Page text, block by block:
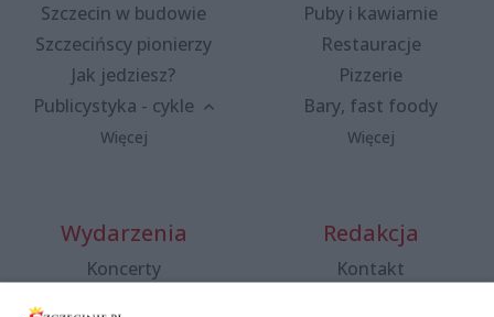
Szczecin w budowie
Szczecińscy pionierzy
Jak jedziesz?
Publicystyka - cykle
Więcej
Puby i kawiarnie
Restauracje
Pizzerie
Bary, fast foody
Więcej
Wydarzenia
Koncerty
Redakcja
Kontakt